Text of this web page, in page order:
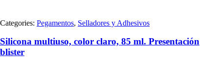
Categories: Pegamentos, Selladores y Adhesivos
Silicona multiuso, color claro, 85 ml. Presentación
blister